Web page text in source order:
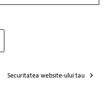
Securitatea website-ului tau